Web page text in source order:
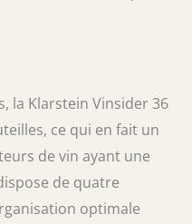
la Klarstein Vinsider 36
ce qui en fait un
de vin ayant une
de quatre
optimale